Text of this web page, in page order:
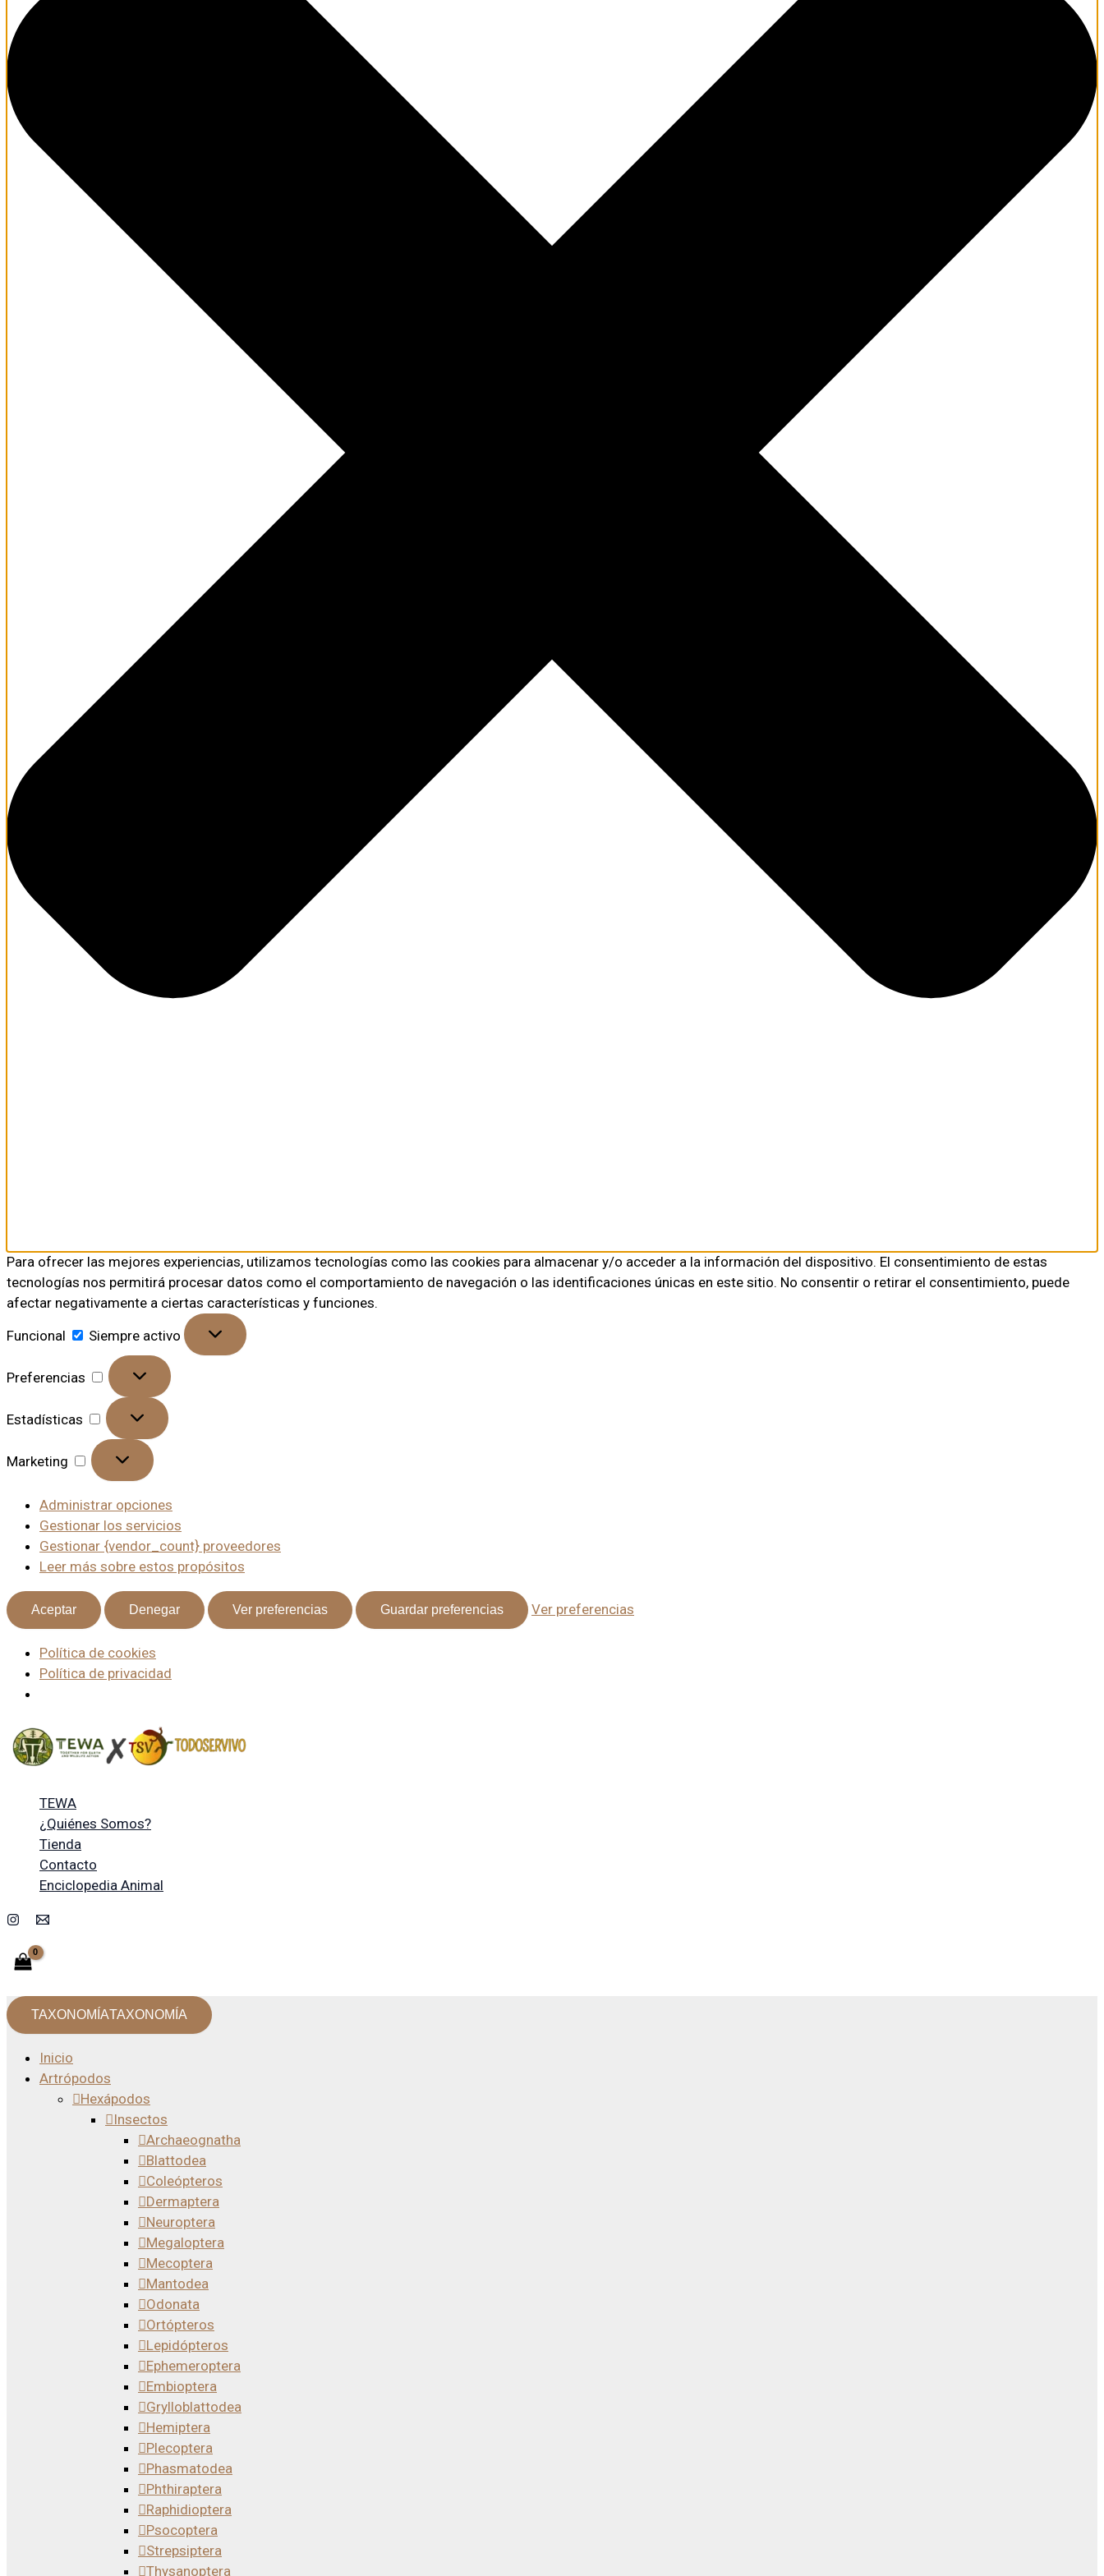
Para ofrecer las mejores experiencias, utilizamos tecnologías como las cookies para almacenar y/o acceder a la información del dispositivo. El consentimiento de estas
tecnologías nos permitirá procesar datos como el comportamiento de navegación o las identificaciones únicas en este sitio. No consentir o retirar el consentimiento, puede
afectar negativamente a ciertas características y funciones.
Funcional
Siempre activo
Preferencias
Estadísticas
Marketing
Administrar opciones
Gestionar los servicios
Gestionar {vendor_count} proveedores
Leer más sobre estos propósitos
Aceptar Denegar Ver preferencias Guardar preferencias Ver preferencias
Política de cookies
Política de privacidad
TEWA
¿Quiénes Somos?
Tienda
Contacto
Enciclopedia Animal
TAXONOMÍATAXONOMÍA
Inicio
Artrópodos
Hexápodos
Insectos
Archaeognatha
Blattodea
Coleópteros
Dermaptera
Neuroptera
Megaloptera
Mecoptera
Mantodea
Odonata
Ortópteros
Lepidópteros
Ephemeroptera
Embioptera
Grylloblattodea
Hemiptera
Plecoptera
Phasmatodea
Phthiraptera
Raphidioptera
Psocoptera
Strepsiptera
Thysanoptera